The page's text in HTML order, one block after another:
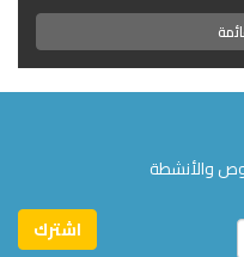
والأنشطة